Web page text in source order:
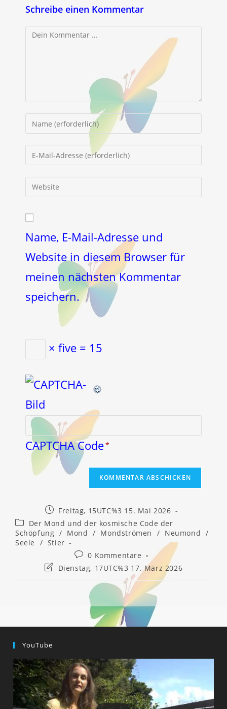
Schreibe einen Kommentar
Kommentar
deinen
Namen
oder
Kommentieren
deine
E-
Mail-
zum
ein
URL
ein
(optional)
Name, E-Mail-Adresse und
Website in diesem Browser für
meinen nächsten Kommentar
speichern.
× five = 15
CAPTCHA Code*
Beitrag
veröffentlicht:
Freitag, 15UTC%3 15. Mai 2026
Beitrags-
Kategorie:
Der Mond und der kosmische Code der
Schöpfung / Mond / Mondströmen / Neumond /
Seele
/ Stier
Beitrags-
Kommentare:
0 Kommentare
BeitragDienstag, 17UTC%3 17. März 2026
YouTube